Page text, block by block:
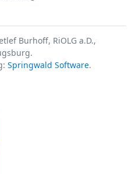
Burhoff, RiOLG a.D.,
Springwald Software.